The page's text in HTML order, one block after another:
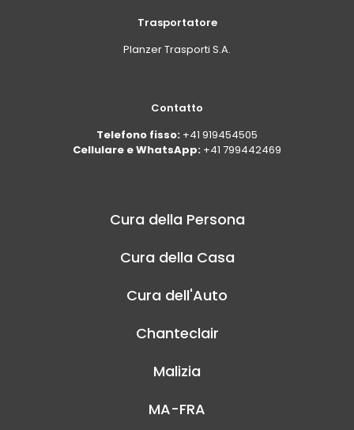
Trasportatore
Planzer Trasporti S.A.
Contatto
Telefono fisso: +41 919454505
Cellulare e WhatsApp: +41 799442469
Cura della Persona
Cura della Casa
Cura dell'Auto
Chanteclair
Malizia
MA-FRA